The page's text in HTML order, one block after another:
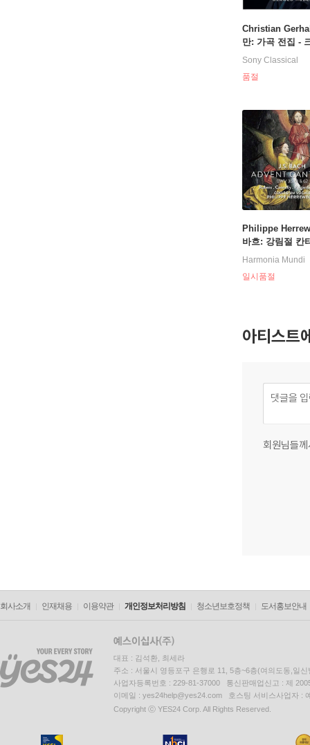
Christian
만: 가곡 전집 -
안 게르하허
Sony Classical
품절
Philippe
바흐: 강림절 칸
ch: Advent
Harmonia Mundi
일시품절
아티스트
회원님들
회사소개 인재채용 이용약관 개인정보처리방침 청소년보호정책 도서홍보안내
대표 : 김석환, 최세라
주소 : 서울시 영등포구 은행로 11, 5층~6층(여의도동,일신
사업자등록번호 : 229-81-37000 통신판매업신고 : 제
이메일 : yes24help@yes24.com 호스팅 서비스사업자 :
Copyright ⓒ YES24 Corp. All Rights Reserved.